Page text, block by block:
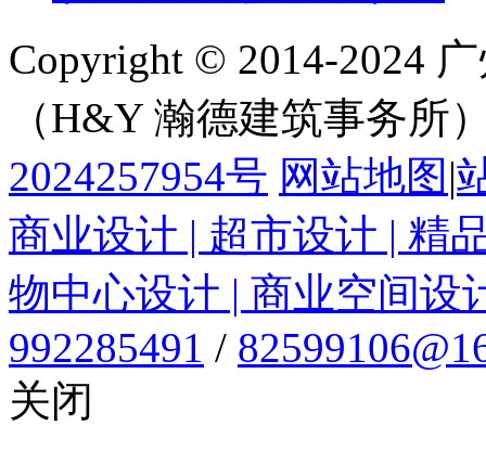
Copyright © 2014-2024
（H&Y 瀚德建筑事务所
2024257954号 网站地图 |
商业设计 | 超市设计 | 精
物中心设计 | 商业空间设
992285491 /
关闭